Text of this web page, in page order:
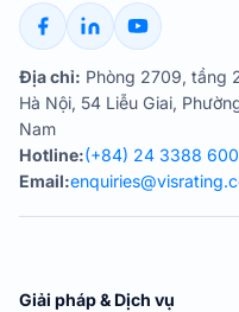
Địa chỉ: Phòng 2709, tầng
Hà Nội, 54 Liễu Giai,
Nam
Hotline:(+84) 24 3388
Email:
Giải pháp & Dịch vụ